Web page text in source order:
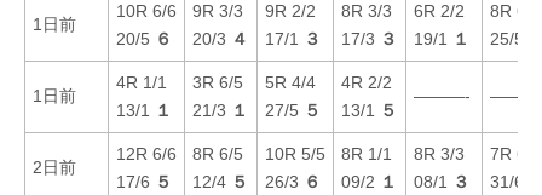
1日前
10R 6/6
20/5 ６
9R 3/3
20/3 ４
9R 2/2
17/1
３
8R 3/3
17/3 ３
6R 2/2
19/1
１
8R 6/6
25/5
1日前
4R 1/1
13/1
１
3R 6/5
21/3 １
5R 4/4
27/5 ５
4R 2/2
13/1
５
———-
2日前
12R 6/6
17/6 ５
8R 6/5
12/4 ５
10R 5/5
26/3 ６
8R 1/1
09/2 １
8R 3/3
08/1
３
7R 6/6
31/6